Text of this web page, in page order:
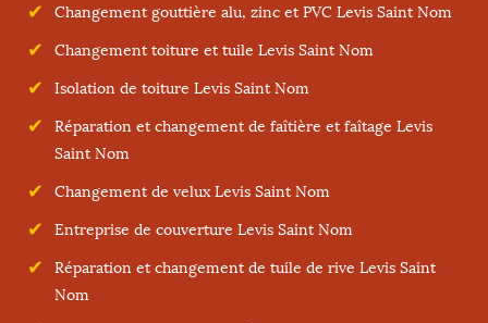
Changement gouttière alu, zinc et PVC Levis Saint Nom
Changement toiture et tuile Levis Saint Nom
Isolation de toiture Levis Saint Nom
Réparation et changement de faîtière et faîtage Levis
Saint Nom
Changement de velux Levis Saint Nom
Entreprise de couverture Levis Saint Nom
Réparation et changement de tuile de rive Levis Saint
Nom